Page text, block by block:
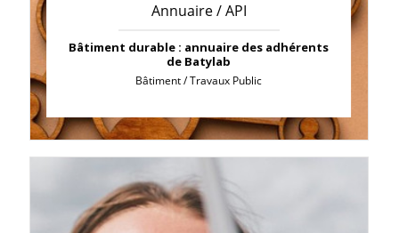
Annuaire / API
Bâtiment durable : annuaire des adhérents
de Batylab
Bâtiment / Travaux Public